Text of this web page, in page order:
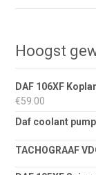
Hoogst
DAF 106XF
€59.00
Daf coolant pump
TACHOGRAAF